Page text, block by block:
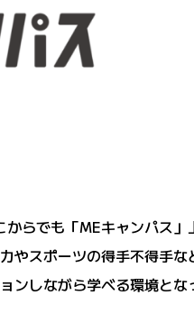
らでも「MEキャンパス
やスポーツの得手不得手
ンしながら学べる環境とな